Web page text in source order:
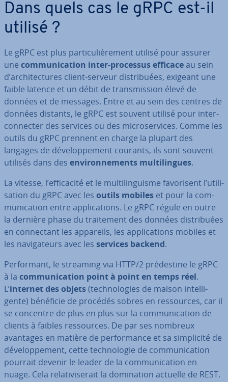
Dans quels cas le gRPC est-il
utilisé ?
Le gRPC est plus par­ti­cu­liè­re­ment utilisé pour assurer
une com­mu­ni­ca­tion inter-processus efficaceau sein
d’ar­chi­tec­tures client-serveur dis­tri­buées, exigeant une
faible latence et un débit de trans­mis­sion élevé de
données et de messages. Entre et au sein des centres de
données distants, le gRPC est souvent utilisé pour in­ter­
con­nec­ter des services ou des mi­cro­ser­vices. Comme les
outils du gRPC prennent en charge la plupart des
langages de dé­ve­lop­pe­ment courants, ils sont souvent
utilisés dans des en­vi­ron­ne­ments mul­ti­lingues.
La vitesse, l’ef­fi­ca­cité et le mul­ti­lin­guisme fa­vo­ri­sent l’uti­li­
sa­tion du gRPC avec les outils mobiles et pour la com­
mu­ni­ca­tion entre ap­pli­ca­tions. Le gRPC régule en outre
la dernière phase du trai­te­ment des données dis­tri­buées
en con­nec­tant les appareils, les ap­pli­ca­tions mobiles et
les na­vi­ga­teurs avec les services backend.
Per­for­mant, le streaming via HTTP/2 pré­des­tine le gRPC
à la com­mu­ni­ca­tion point à point en temps réel.
L’internet des objets(tech­no­lo­gies de maison in­tel­li­
gente) bénéficie de procédés sobres en res­sources, car il
se concentre de plus en plus sur la com­mu­ni­ca­tion de
clients à faibles res­sources. De par ses nombreux
avantages en matière de per­for­mance et sa sim­pli­cité de
dé­ve­lop­pe­ment, cette tech­no­lo­gie de com­mu­ni­ca­tion
pourrait devenir le leader de la com­mu­ni­ca­tion en
nuage. Cela re­la­ti­vi­se­rait la do­mi­na­tion actuelle de REST.